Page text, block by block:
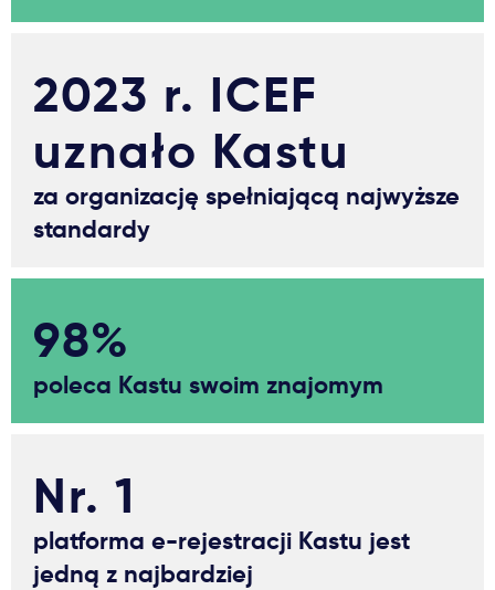
2023 r. ICEF
uznało Kastu
za organizację spełniającą najwyższe
standardy
98%
poleca Kastu swoim znajomym
Nr. 1
platforma e-rejestracji Kastu jest
jedną z najbardziej